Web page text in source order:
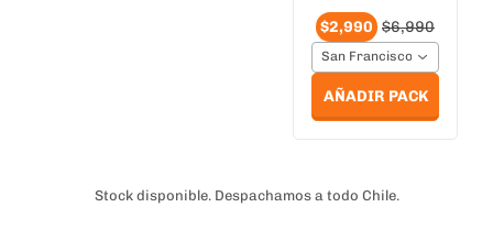
$2,990 $6,990
San Francisco-Brisbane-
AÑADIR PACK
Stock disponible. Despachamos a todo Chile.